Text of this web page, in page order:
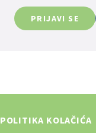
PRIJAVI SE
POLITIKA KOLAČIĆA